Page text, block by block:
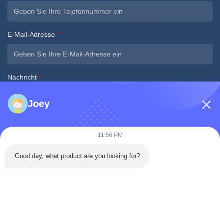
E-Mail-Adresse *
Nachricht *
Jetzt einreichen
Joey
11:56 PM
Good day, what product are you looking for?